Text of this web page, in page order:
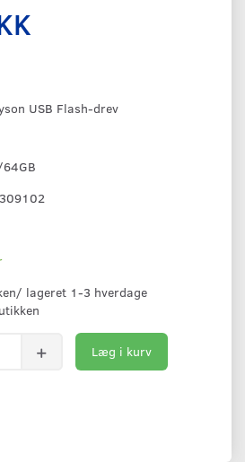
USB Flash-drev
64GB
lageret 1-3 hverdage
Læg i kurv